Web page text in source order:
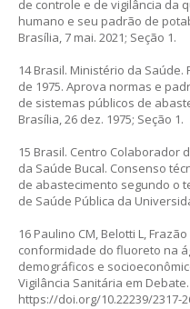
de controle e de vigilância da
humano e seu padrão de
Brasília, 7 mai. 2021; Seção 1.
14 Brasil. Ministério da Saúde.
de 1975. Aprova normas e
de sistemas públicos de
Brasília, 26 dez. 1975; Seção 1.
15 Brasil. Centro Colaborador
da Saúde Bucal. Consenso
de abastecimento segundo o
de Saúde Pública da
16 Paulino CM, Belotti L,
conformidade do fluoreto na
demográficos e
Vigilância Sanitária em Debate.
https://doi.org/10.22239/2317-